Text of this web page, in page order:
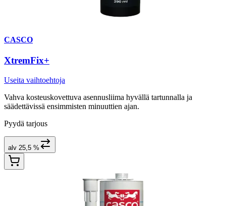
CASCO
XtremFix+
Useita vaihtoehtoja
Vahva kosteuskovettuva asennusliima hyvällä tartunnalla ja
säädettävissä ensimmisten minuuttien ajan.
Pyydä tarjous
alv 25,5 %